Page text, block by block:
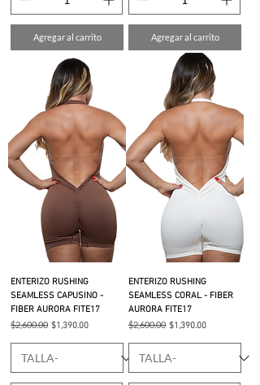
Agregar al carrito Agregar al carrito
ENTERIZO RUSHING
SEAMLESS CAPUSINO -
FIBER AURORA FITE17
Precio
$2,600.00 Precio de oferta
$1,390.00
ENTERIZO RUSHING
SEAMLESS CORAL - FIBER
AURORA FITE17
Precio
$2,600.00 Precio de oferta
$1,390.00